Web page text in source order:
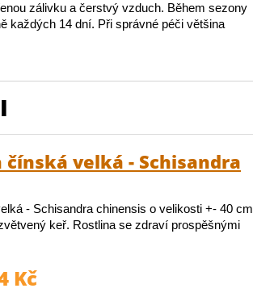
zálivku a čerstvý vzduch. Během sezony
každých 14 dní. Při správné péči většina
velká - Schisandra
- Schisandra chinensis o velikosti +- 40 cm
keř. Rostlina se zdraví prospěšnými
Kč